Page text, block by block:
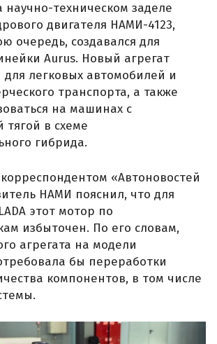
научно-техническом заделе
двигателя НАМИ-4123,
очередь, создавался для
Aurus. Новый агрегат
легковых автомобилей и
транспорта, а также
на машинах с
тягой в схеме
гибрида.
«Автоновостей
НАМИ пояснил, что для
этот мотор по
избыточен. По его словам,
агрегата на модели
бы переработки
компонентов, в том числе